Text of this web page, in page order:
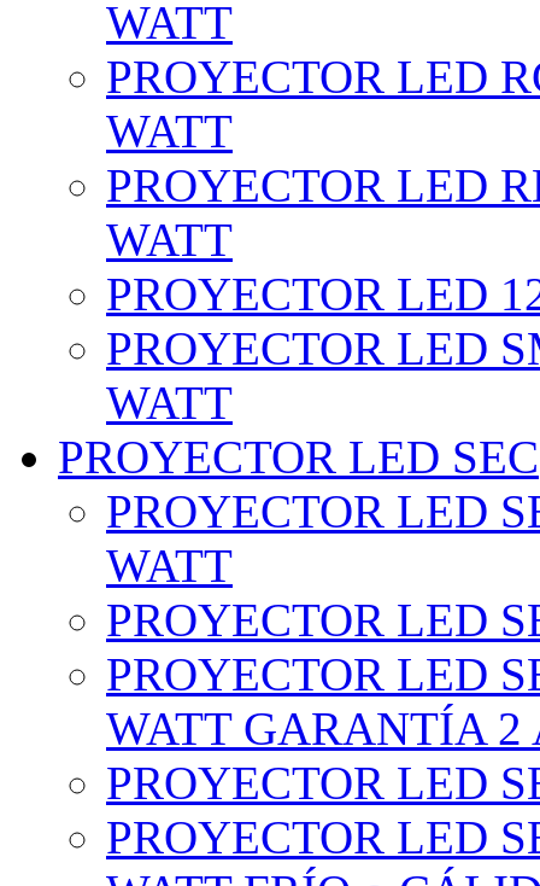
WATT
PROYECTOR LED
WATT
PROYECTOR LED
WATT
PROYECTOR LED
PROYECTOR LED
WATT
PROYECTOR LED SEC
PROYECTOR LED
WATT
PROYECTOR LED
PROYECTOR LED
WATT GARANTÍA 2
PROYECTOR LED
PROYECTOR LED